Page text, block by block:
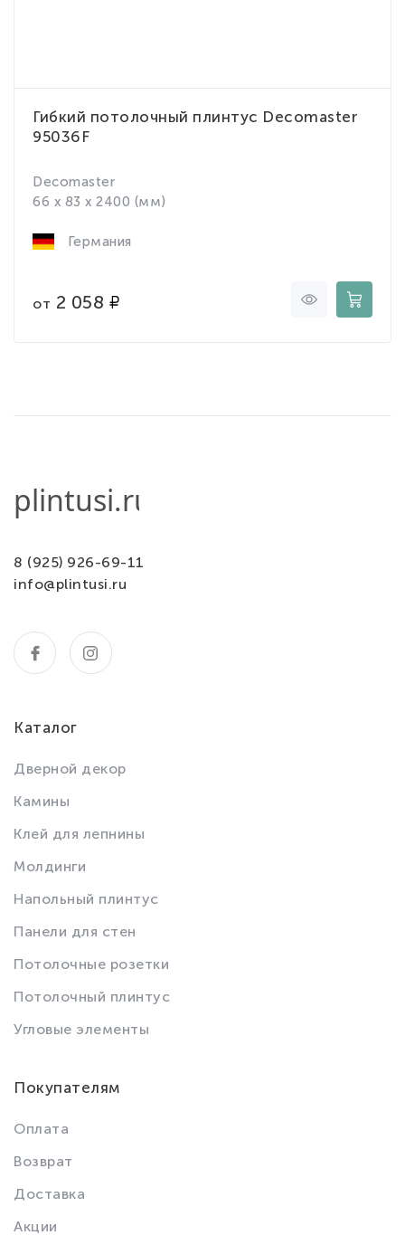
Гибкий потолочный плинтус Decomaster
95036F
Decomaster
66 x 83 x 2400 (мм)
Германия
от 2 058
8 (925) 926-69-11
info@plintusi.ru
Каталог
Дверной декор
Камины
Клей для лепнины
Молдинги
Напольный плинтус
Панели для стен
Потолочные розетки
Потолочный плинтус
Угловые элементы
Покупателям
Оплата
Возврат
Доставка
Акции